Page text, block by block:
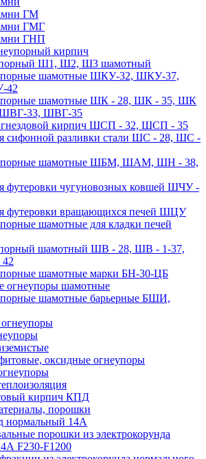
ГМ
ГМГ
ГНП
кирпич
Ш1, Ш2, Ш3 шамотный
шамотные ШКУ-32, ШКУ-37,
42
шамотные ШК - 28, ШК - 35, ШК
33, ШВГ-35
кирпич ШСП - 32, ШСП - 35
сифонной разливки стали ШС - 28, ШС -
шамотные ШБМ, ШАМ, ШН - 38,
футеровки чугуновозных ковшей ШЧУ -
футеровки вращающихся печей ШЦУ
шамотные для кладки печей
шамотный ШВ - 28, ШВ - 1-37,
шамотные марки БН-30-ЦБ
огнеупоры шамотные
шамотные барьерные БШИ,
оксидные огнеупоры
кирпич КПД
порошки
нормальный 14А
порошки из электрокорунда
F230-F1200